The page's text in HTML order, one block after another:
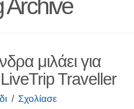
Archive
μιλάει για
LiveTrip Traveller
Σχολίασε